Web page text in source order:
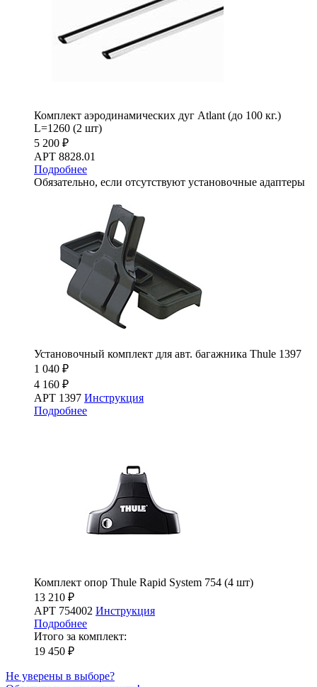
Комплект аэродинамических дуг Atlant (до 100 кг.)
L=1260 (2 шт)
5 200 ₽
АРТ 8828.01
Подробнее
Обязательно, если отсутствуют установочные адаптеры
Установочный комплект для авт. багажника Thule 1397
1 040 ₽
4 160 ₽
АРТ 1397 Инструкция
Подробнее
Комплект опор Thule Rapid System 754 (4 шт)
13 210 ₽
АРТ 754002 Инструкция
Подробнее
Итого за комплект:
19 450 ₽
Не уверены в выборе?